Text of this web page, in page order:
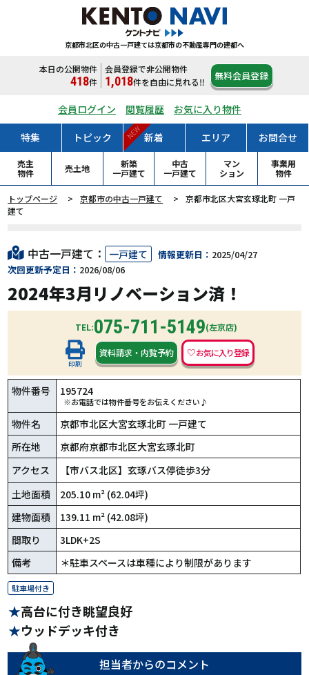
京都市北区の中古一戸建ては京都市の不動産専門の建都へ
本日の公開物件
418件
会員登録で非公開物件
1,018件を自由に見れる‼ 無料会員登録
会員ログイン 閲覧履歴 お気に入り物件
特集 トピック 新着
NEW エリア お問合せ
売主
物件
売土地
新築
一戸建て
中古
一戸建て
マン
ション
事業用
物件
トップページ 京都市の中古一戸建て
京都市北区大宮玄琢北町 一戸
建て
中古一戸建て： 一戸建て 情報更新日： 2025/04/27
次回更新予定日： 2026/08/06
2024年3月リノベーション済！
TEL:075-711-5149(左京店)
印刷
資料請求 ・ 内覧予約
物件番号 195724
※お電話では物件番号をお伝えください♪
物件名
京都市北区大宮玄琢北町 一戸建て
所在地
京都府京都市北区大宮玄琢北町
アクセス
【市バス北区】玄琢バス停徒歩3分
土地面積
205.10 m² (62.04坪)
建物面積
139.11 m² (42.08坪)
間取り
3LDK+2S
備考
＊駐車スペースは車種により制限があります
駐車場付き
高台に付き眺望良好
ウッドデッキ付き
担当者からのコメント